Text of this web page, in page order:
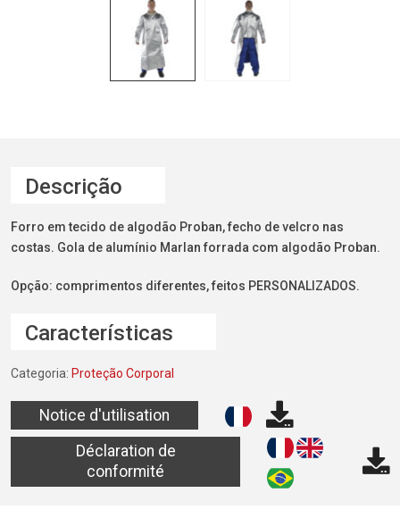
Descrição
Forro em tecido de algodão Proban, fecho de velcro nas
costas. Gola de alumínio Marlan forrada com algodão Proban.
Opção: comprimentos diferentes, feitos PERSONALIZADOS.
Características
Categoria: Proteção Corporal
Notice d'utilisation
Déclaration de
conformité